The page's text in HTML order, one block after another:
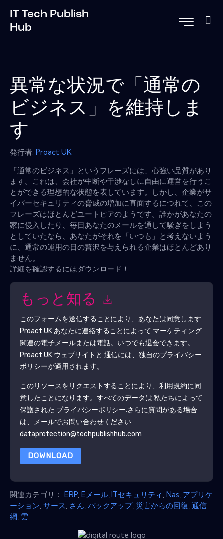
IT Tech Publish
Hub
異常な状況で「通常の
ビジネス」を維持しま
す
発行者: Proact UK
「通常のビジネス」というフレーズには、心強い品質があり
ます。これは、会社が中断や干渉なしに自由に運営を行うこ
とができる理想的な状態を表しています。しかし、企業がサ
イバーセキュリティの脅威の増加に直面するにつれて、この
フレーズはほとんどユートピアのようです。誰かがあなたの
家に侵入したり、毎日あなたのメールを通して騒ぎをしよう
としていたなら、あなたがそれを「いつも」と考えないよう
に、通常の運用の日の贅沢を与えられる企業はほとんどあり
ません。
詳細を確認するにはダウンロード！
もっと知る
このフォームを送信することにより、あなたは同意します
Proact UKあなたに連絡することによって マーケティング
関連の電子メールまたは電話。いつでも退会できます。
Proact UKウェブサイトと 通信には、独自のプライバシー
ポリシーが適用されます。
このリソースをリクエストすることにより、利用規約に同
意したことになります。すべてのデータは 私たちによって
保護された プライバシーポリシー.さらに質問がある場合
は、メールでお問い合わせください
dataprotection@techpublishhub.com
DOWNLOAD
関連カテゴリ： ERP Eメール ITセキュリティ Nas アプリケ
ーション サース さん バックアップ, 災害からの回復 通信
網 雲